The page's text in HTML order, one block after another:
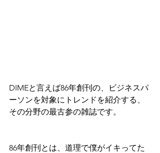
DIMEと言えば86年創刊の、ビジネスパ
ーソンを対象にトレンドを紹介する、
その分野の最古参の雑誌です。
86年創刊とは、道理で僕がイキってた